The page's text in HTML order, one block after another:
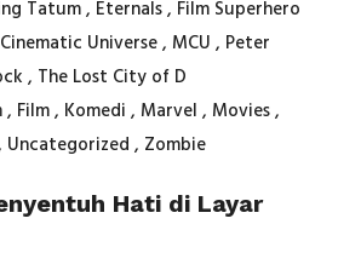
Tatum, Eternals, Film Superhero
Universe, MCU , Peter
, The Lost City of D
, Film, Komedi , Marvel , Movies,
Uncategorized , Zombie
Hati di Layar